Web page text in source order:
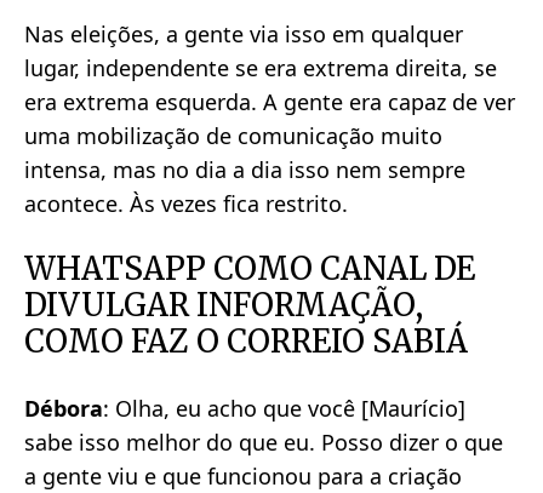
Nas eleições, a gente via isso em qualquer
lugar, independente se era extrema direita, se
era extrema esquerda. A gente era capaz de ver
uma mobilização de comunicação muito
intensa, mas no dia a dia isso nem sempre
acontece. Às vezes fica restrito.
WHATSAPP COMO CANAL DE
DIVULGAR INFORMAÇÃO,
COMO FAZ O CORREIO SABIÁ
Débora: Olha, eu acho que você [Maurício]
sabe isso melhor do que eu. Posso dizer o que
a gente viu e que funcionou para a criação